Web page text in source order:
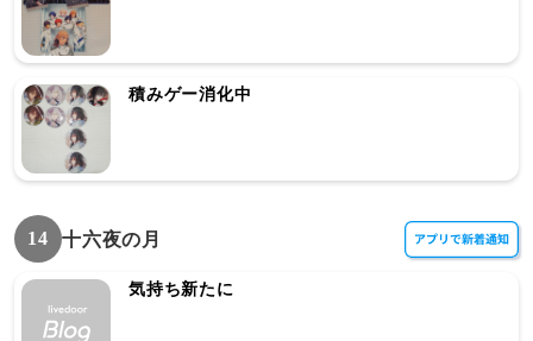
積みゲー消化中
14 十六夜の月
気持ち新たに